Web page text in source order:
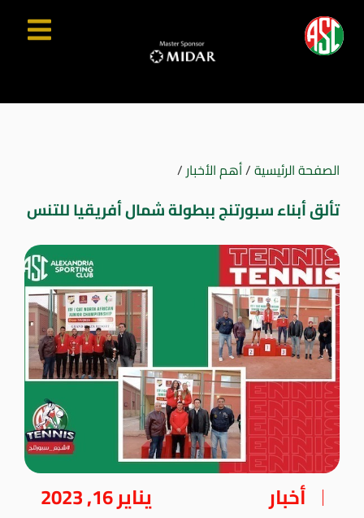
الصفحة الرئيسية/أهم الأخبار/
تألق أبناء سبورتنج ببطولة شمال أفريقيا للتنس
أخبار يناير 16, 2023